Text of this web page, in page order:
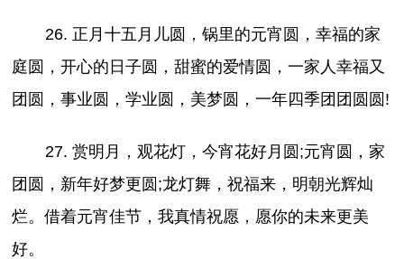
26. 正月十五月儿圆，锅里的元宵圆，幸福的家
庭圆，开心的日子圆，甜蜜的爱情圆，一家人幸福又
团圆，事业圆，学业圆，美梦圆，一年四季团团圆圆!
27. 赏明月，观花灯，今宵花好月圆;元宵圆，家
团圆，新年好梦更圆;龙灯舞，祝福来，明朝光辉灿
烂。借着元宵佳节，我真情祝愿，愿你的未来更美
好。